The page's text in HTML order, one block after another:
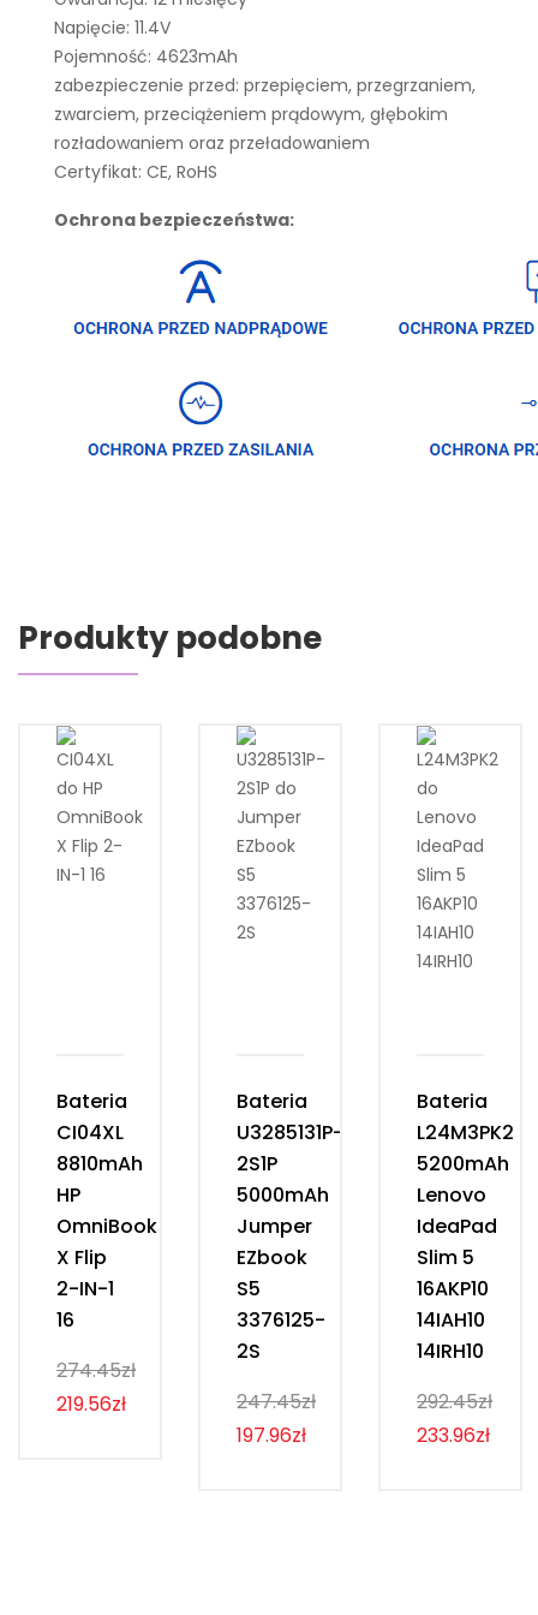
Napięcie: 11.4V
Pojemność: 4623mAh
zabezpieczenie przed: przepięciem, przegrzaniem,
zwarciem, przeciążeniem prądowym, głębokim
rozładowaniem oraz przeładowaniem
Certyfikat: CE, RoHS
Ochrona bezpieczeństwa:
Produkty podobne
Bateria
CI04XL
8810mAh
HP
OmniBook
X Flip
2-IN-1
16
274.45zł
219.56zł
Bateria
U3285131P-
2S1P
5000mAh
Jumper
EZbook
S5
3376125-
2S
247.45zł
197.96zł
Bateria
L24M3PK2
5200mAh
Lenovo
IdeaPad
Slim 5
16AKP10
14IAH10
14IRH10
292.45zł
233.96zł